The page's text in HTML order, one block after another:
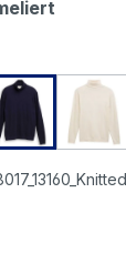
Herren
Tom Tailor